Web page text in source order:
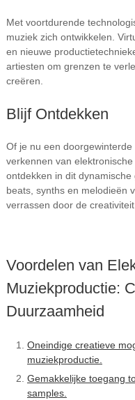
Met voortdurende
muziek zich ontwikkelen.
en nieuwe
artiesten om grenzen te
creëren.
Blijf Ontdekken
Of je nu een
verkennen van
ontdekken in dit
beats, synths en melodieën
verrassen door de
Voordelen van
Muziekproductie:
Duurzaamheid
Oneindige creatieve
muziekproductie.
Gemakkelijke toegang
samples.